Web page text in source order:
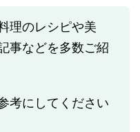
理のレシピや美
事などを多数ご紹
考にしてください